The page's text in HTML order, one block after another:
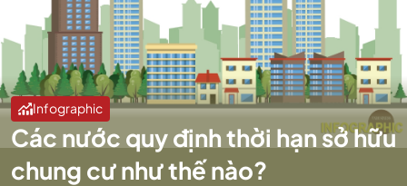
Infographic
Các nước quy định thời hạn sở hữu
chung cư như thế nào?